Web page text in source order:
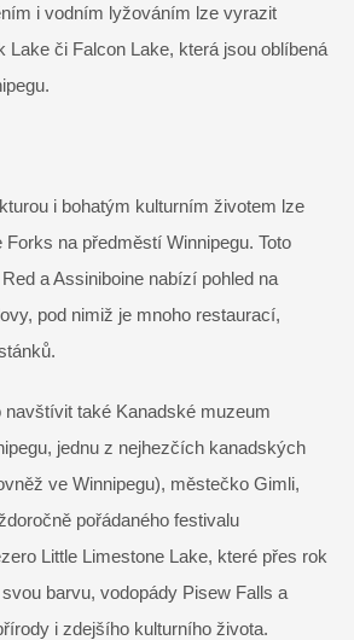
i vodním lyžováním lze vyrazit
Lake či Falcon Lake, která jsou oblíbená
i bohatým kulturním životem lze
na předměstí Winnipegu. Toto
a Assiniboine nabízí pohled na
pod nimiž je mnoho restaurací,
také Kanadské muzeum
jednu z nejhezčích kanadských
ve Winnipegu), městečko Gimli,
pořádaného festivalu
Little Limestone Lake, které přes rok
barvu, vodopády Pisew Falls a
i zdejšího kulturního života.